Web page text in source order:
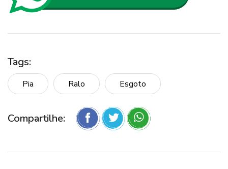
Tags:
Pia Ralo Esgoto
Compartilhe: